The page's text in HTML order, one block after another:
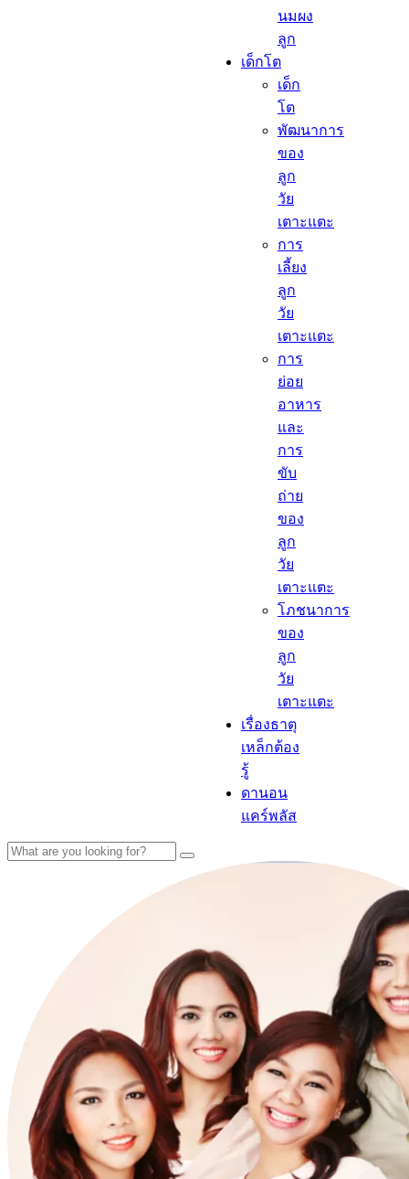
นมผง
ลูก​
เด็กโต​
เด็ก
โต​
พัฒนาการ
ของ
ลูก
วัย
เตาะแตะ
การ
เลี้ยง
ลูก
วัย
เตาะแตะ
การ
ย่อย
อาหาร
และ
การ
ขับ
ถ่าย
ของ
ลูก
วัย
เตาะแตะ
โภชนาการ
ของ
ลูก
วัย
เตาะแตะ
เรื่องธาตุ
เหล็กต้อง
รู้​
ดานอน
แคร์พลัส